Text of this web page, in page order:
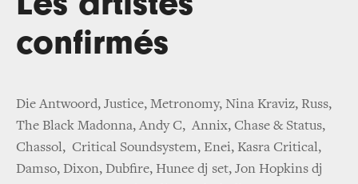
confirmés
Die Antwoord, Justice, Metronomy, Nina Kraviz, Russ,
The Black Madonna, Andy C, Annix, Chase & Status,
Chassol, Critical Soundsystem, Enei, Kasra Critical,
Damso, Dixon, Dubfire, Hunee dj set, Jon Hopkins dj